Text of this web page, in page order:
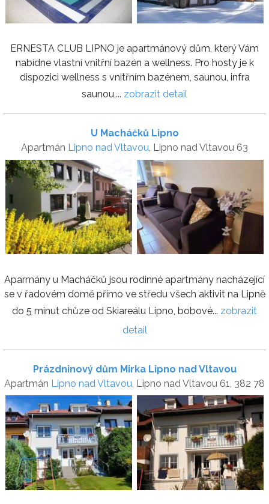
ERNESTA CLUB LIPNO je apartmánový dům, který Vám
nabídne vlastní vnitřní bazén a wellness. Pro hosty je k
dispozici wellness s vnitřním bazénem, saunou, infra
saunou,... zobrazit detail
U Macháčků Lipno
Apartmán Lipno nad Vltavou, Lipno nad Vltavou 63
Aparmány u Macháčků jsou rodinné apartmány nacházející
se v řadovém domě přímo ve středu všech aktivit na Lipně
do 5 minut chůze od Skiareálu Lipno, bobové... zobrazit
detail
Prázdninový dům Mirka Lipno nad Vltavou
Apartmán Lipno nad Vltavou , Lipno nad Vltavou 61, 382 78